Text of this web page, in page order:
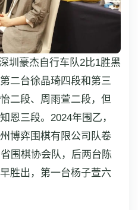
圳豪杰自行车队2比1胜黑
二台徐晶琦四段和第三
二段、周雨萱二段，但
恩三段。2024年围乙，
博弈围棋有限公司队卷
围棋协会队，后两台陈
胜出，第一台杨子萱六